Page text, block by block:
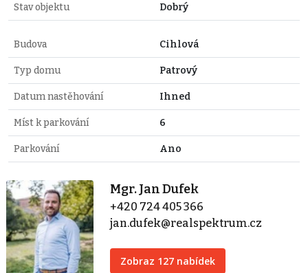
Stav objektu Dobrý
Budova Cihlová
Typ domu Patrový
Datum nastěhování Ihned
Míst k parkování 6
Parkování Ano
Mgr. Jan Dufek
+420 724 405 366
jan.dufek@realspektrum.cz
Zobraz 127 nabídek